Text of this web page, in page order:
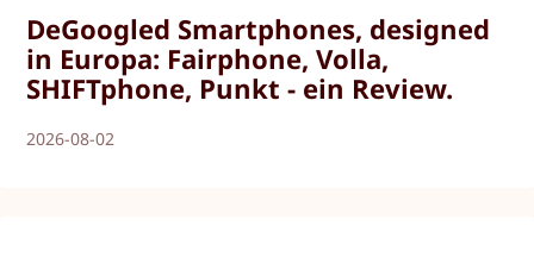
DeGoogled Smartphones, designed
in Europa: Fairphone, Volla,
SHIFTphone, Punkt - ein Review.
2026-08-02